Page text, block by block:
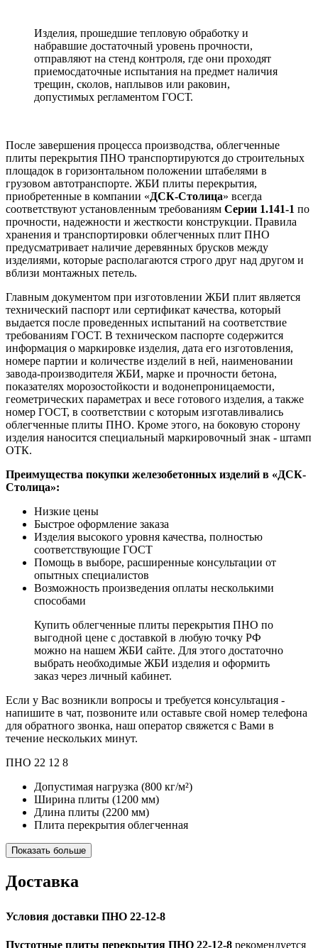
Изделия, прошедшие тепловую обработку и
набравшие достаточный уровень прочности,
отправляют на стенд контроля, где они проходят
приемосдаточные испытания на предмет наличия
трещин, сколов, наплывов или раковин,
допустимых регламентом ГОСТ.
После завершения процесса производства, облегченные
плиты перекрытия ПНО транспортируются до строительных
площадок в горизонтальном положении штабелями в
грузовом автотранспорте. ЖБИ плиты перекрытия,
приобретенные в компании «ДСК-Столица» всегда
соответствуют установленным требованиям Серии 1.141-1 по
прочности, надежности и жесткости конструкции. Правила
хранения и транспортировки облегченных плит ПНО
предусматривает наличие деревянных брусков между
изделиями, которые располагаются строго друг над другом и
вблизи монтажных петель.
Главным документом при изготовлении ЖБИ плит является
технический паспорт или сертификат качества, который
выдается после проведенных испытаний на соответствие
требованиям ГОСТ. В техническом паспорте содержится
информация о маркировке изделия, дата его изготовления,
номере партии и количестве изделий в ней, наименовании
завода-производителя ЖБИ, марке и прочности бетона,
показателях морозостойкости и водонепроницаемости,
геометрических параметрах и весе готового изделия, а также
номер ГОСТ, в соответствии с которым изготавливались
облегченные плиты ПНО. Кроме этого, на боковую сторону
изделия наносится специальный маркировочный знак - штамп
ОТК.
Преимущества покупки железобетонных изделий в «ДСК-
Столица»:
Низкие цены
Быстрое оформление заказа
Изделия высокого уровня качества, полностью
соответствующие ГОСТ
Помощь в выборе, расширенные консультации от
опытных специалистов
Возможность произведения оплаты несколькими
способами
Купить облегченные плиты перекрытия ПНО по
выгодной цене с доставкой в любую точку РФ
можно на нашем ЖБИ сайте. Для этого достаточно
выбрать необходимые ЖБИ изделия и оформить
заказ через личный кабинет.
Если у Вас возникли вопросы и требуется консультация -
напишите в чат, позвоните или оставьте свой номер телефона
для обратного звонка, наш оператор свяжется с Вами в
течение нескольких минут.
ПНО 22 12 8
Допустимая нагрузка (800 кг/м²)
Ширина плиты (1200 мм)
Длина плиты (2200 мм)
Плита перекрытия облегченная
Показать больше
Доставка
Условия доставки ПНО 22-12-8
Пустотные плиты перекрытия ПНО 22-12-8 рекомендуется